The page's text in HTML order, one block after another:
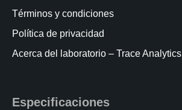
Términos y condiciones
Política de privacidad
Acerca del laboratorio – Trace Analytics
Especificaciones